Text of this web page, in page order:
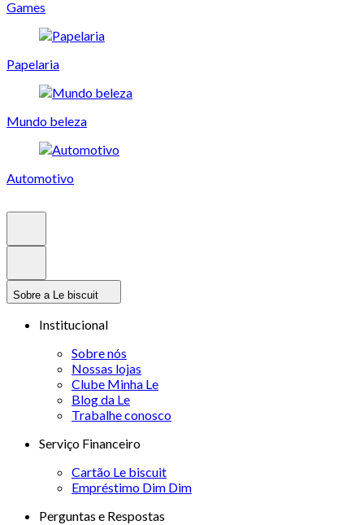
Games
Papelaria
Mundo beleza
Automotivo
Sobre a Le biscuit
Institucional
Sobre nós
Nossas lojas
Clube Minha Le
Blog da Le
Trabalhe conosco
Serviço Financeiro
Cartão Le biscuit
Empréstimo Dim Dim
Perguntas e Respostas